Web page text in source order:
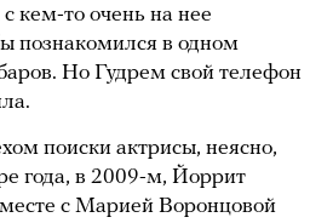
кем-то очень на нее
познакомился в одном
Но Гудрем свой телефон
поиски актрисы, неясно,
года, в 2009-м, Йоррит
с Марией Воронцовой